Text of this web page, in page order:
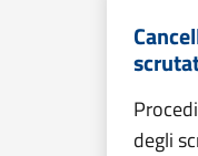
degli